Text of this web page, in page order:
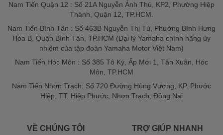
Nam Tiến Quận 12 : Số 21A Nguyễn Ảnh Thủ, KP2, Phường Hiệp
Thành, Quận 12, TP.HCM.
Nam Tiến Bình Tân : Số 463B Nguyễn Thị Tú, Phường Bình Hưng
Hòa B, Quận Bình Tân, TP.HCM (Đại lý Yamaha chính hãng ủy
nhiệm của tập đoàn Yamaha Motor Việt Nam)
Nam Tiến Hóc Môn : Số 385 Tô Ký, Ấp Mới 1, Tân Xuân, Hóc
Môn, TP.HCM
Nam Tiến Nhơn Trạch: Số 720 Đường Hùng Vương, KP. Phước
Hiệp, TT. Hiệp Phước, Nhơn Trạch, Đồng Nai
VỀ CHÚNG TÔI TRỢ GIÚP NHANH